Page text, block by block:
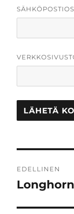
selaus
EDELLINEN
Edellinen